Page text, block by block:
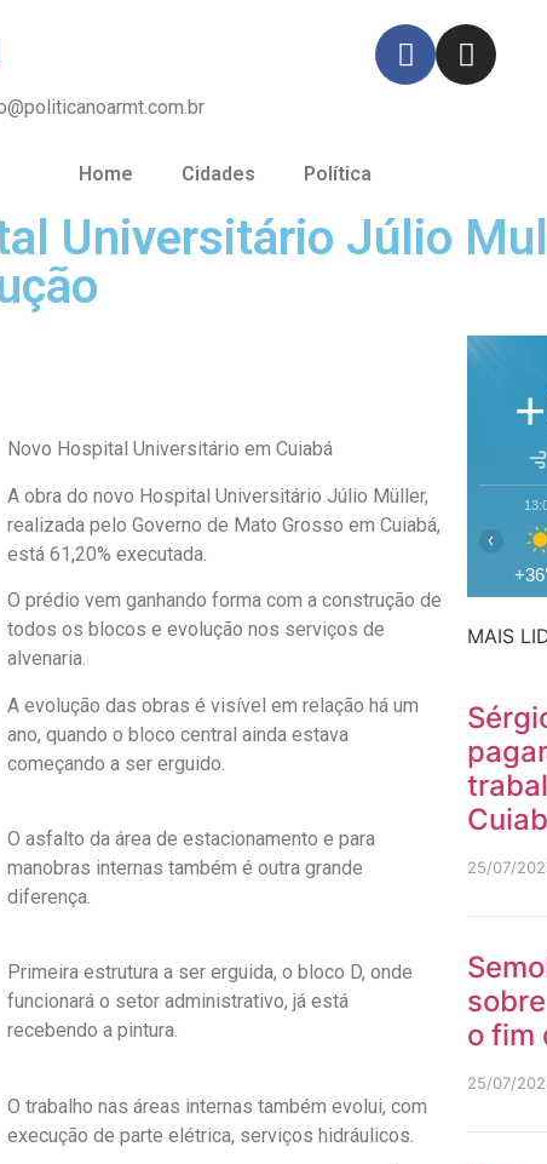
Home Cidades Política
Universitário Júlio
Novo Hospital Universitário em Cuiabá
A obra do novo Hospital Universitário Júlio Müller,
realizada pelo Governo de Mato Grosso em Cuiabá,
está 61,20% executada.
O prédio vem ganhando forma com a construção de
todos os blocos e evolução nos serviços de
alvenaria.
A evolução das obras é visível em relação há um
ano, quando o bloco central ainda estava
começando a ser erguido.
O asfalto da área de estacionamento e para
manobras internas também é outra grande
diferença.
Primeira estrutura a ser erguida, o bloco D, onde
funcionará o setor administrativo, já está
recebendo a pintura.
O trabalho nas áreas internas também evolui, com
execução de parte elétrica, serviços hidráulicos.
‹
MAIS
25/07/
o fim
25/07/